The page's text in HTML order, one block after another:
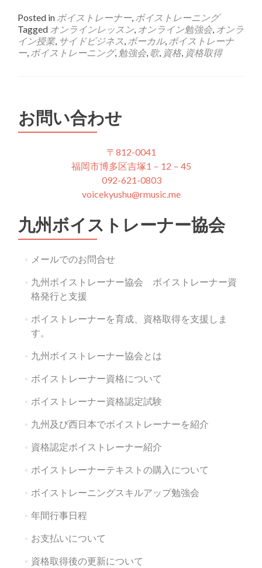
Posted in ボイストレーナー, ボイストレーニング
Tagged オンラインレッスン, オンライン勉強会, オンラ
イン授業, サイドビジネス, ボーカル, ボイストレーナ
ー, ボイストレーニング, 勉強会, 歌, 資格, 資格取得
お問い合わせ
〒812-0041
福岡市博多区吉塚1－12－45
092-621-0803
voicekyushu@rmusic.me
九州ボイストレーナー協会
メールでのお問合せ
九州ボイストレーナー協会 ボイストレーナー資
格発行と支援
ボイストレーナーを育成、資格取得を支援しま
す。
九州ボイストレーナー協会とは
ボイストレーナー資格について
ボイストレーナー資格認定試験
九州及び西日本でボイストレーナーを紹介
資格認定ボイストレーナー紹介
ボイストレーナーテキストの購入について
ボイストレーニングスキルアップ勉強会
年間行事日程
お支払いについて
資格取得後の更新について